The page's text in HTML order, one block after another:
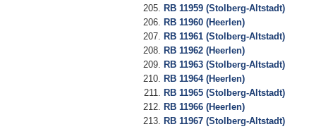
RB 11959 (Stolberg-Altstadt)
RB 11960 (Heerlen)
RB 11961 (Stolberg-Altstadt)
RB 11962 (Heerlen)
RB 11963 (Stolberg-Altstadt)
RB 11964 (Heerlen)
RB 11965 (Stolberg-Altstadt)
RB 11966 (Heerlen)
RB 11967 (Stolberg-Altstadt)